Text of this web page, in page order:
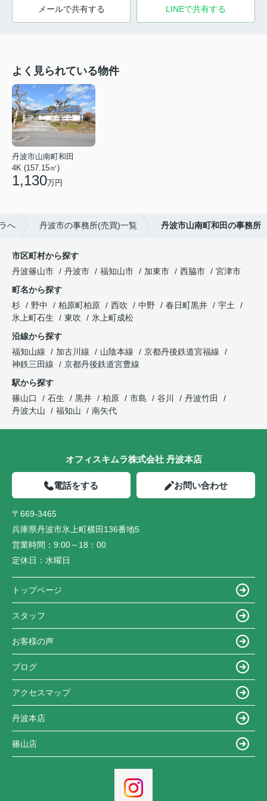
メールで共有する LINEで共有する
よく見られている物件
丹波市山南町和田
4K (157.15㎡)
1,130万円
へ 丹波市の事務所(売買)一覧 丹波市山南町和田の事務所
市区町村から探す
丹波篠山市
丹波市 福知山市 加東市 西脇市
宮津市
町名から探す
杉
野中 柏原町柏原 西吹 中野 春日町黒井
宇土
氷上町石生
東吹
氷上町成松
沿線から探す
福知山線
加古川線 山陰本線
京都丹後鉄道宮福線
神鉄三田線
京都丹後鉄道宮豊線
駅から探す
篠山口
石生 黒井 柏原 市島 谷川
丹波竹田
丹波大山
福知山 南矢代
オフィスキムラ株式会社 丹波本店
電話をする お問い合わせ
〒669-3465
兵庫県丹波市氷上町横田136番地5
営業時間： 9:00～18：00
定休日： 水曜日
トップページ
スタッフ
お客様の声
ブログ
アクセスマップ
丹波本店
篠山店